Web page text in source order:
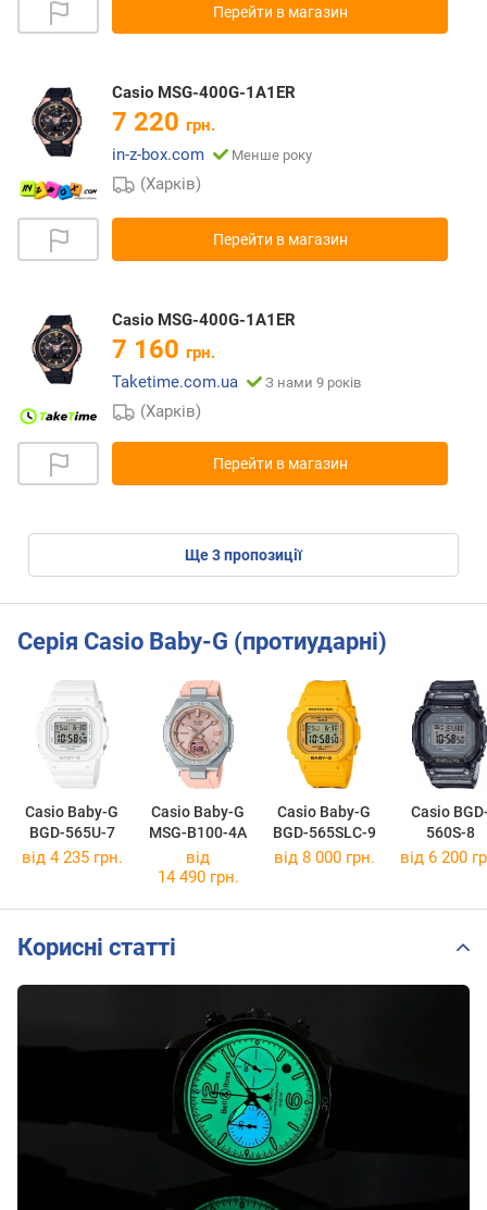
Перейти в магазин
Casio MSG-400G-1A1ER
7 220 грн.
in-z-box.com
Менше року
(Харків)
Перейти в магазин
Casio MSG-400G-1A1ER
7 160 грн.
Taketime.com.ua
З нами 9 років
(Харків)
Перейти в магазин
ще3пропозиції
Серія Casio Baby-G (протиударні)
Casio Baby-G
BGD-565U-7
Casio Baby-G
MSG-B100-4A
Casio Baby-G
BGD-565SLC-9
Casio
560S-8
від 4 235 грн.
від
14 490 грн.
від 8 000 грн. від 6 200
Корисні статті